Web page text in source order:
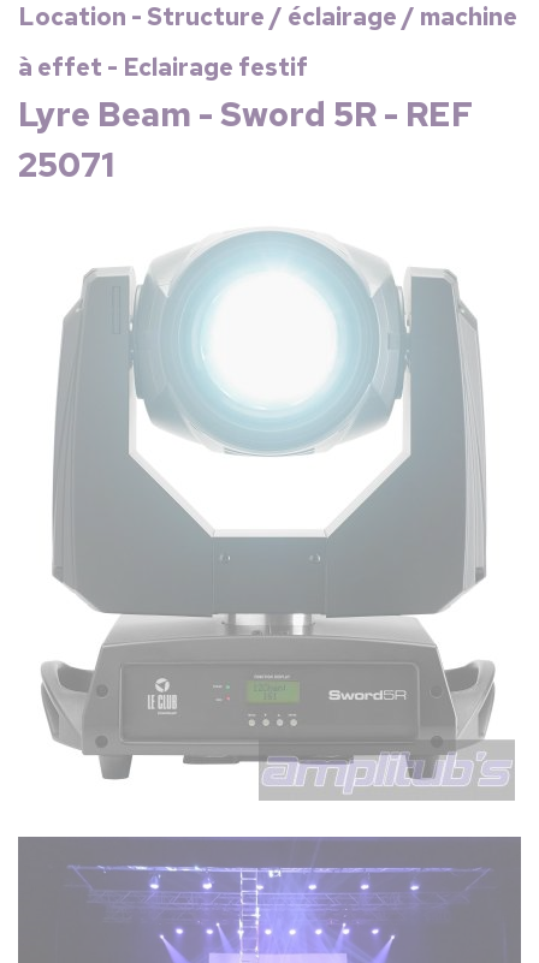
Location - Structure / éclairage / machine
à effet - Eclairage festif
Lyre Beam - Sword 5R - REF
25071